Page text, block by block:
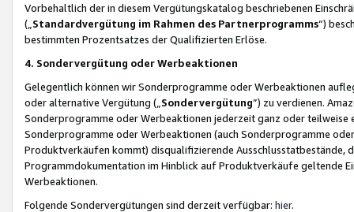
Vorbehaltlich der in diesem Vergütungskatalog beschriebenen
(„ Standardvergütung im Rahmen des Partnerprogramms“)
bestimmten Prozentsatzes der Qualifizierten Erlöse.
4. Sondervergütung oder Werbeaktionen
Gelegentlich können wir Sonderprogramme oder Werbeaktionen
oder alternative Vergütung („ Sondervergütung”) zu verdienen.
Sonderprogramme oder Werbeaktionen jederzeit ganz oder
Sonderprogramme oder Werbeaktionen (auch Sonderprogramme
Produktverkäufen kommt) disqualifizierende Ausschlusstatbestände,
Programmdokumentation im Hinblick auf Produktverkäufe geltende
Werbeaktionen.
Folgende Sondervergütungen sind derzeit verfügbar: hier.